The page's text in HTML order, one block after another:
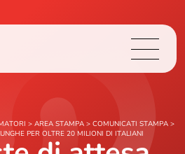
> AREA STAMPA > COMUNICATI STAMPA >
PER OLTRE 20 MILIONI DI ITALIANI